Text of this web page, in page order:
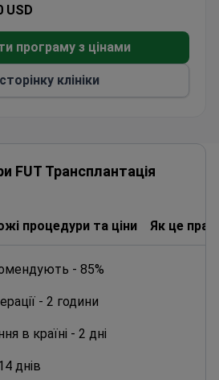
USD
програму з цінами
клініки
FUT Трансплантація
процедури та ціни Як це
- 85%
- 2 години
в країні - 2 дні
днів